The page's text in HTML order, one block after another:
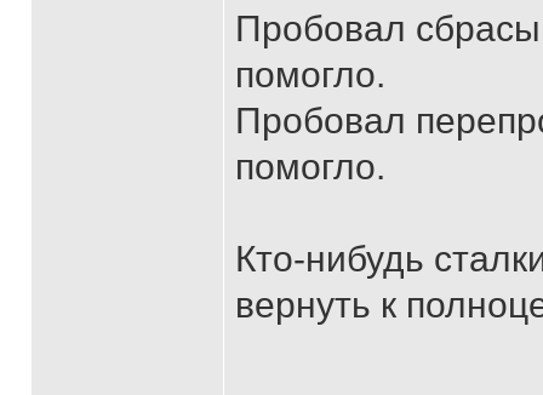
Пробовал
помогло.
Пробовал
помогло.
Кто-нибудь
вернуть к